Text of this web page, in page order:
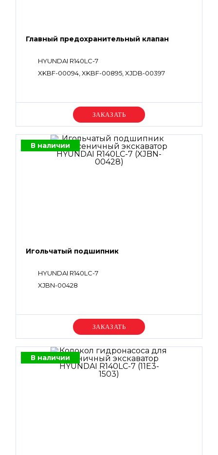
Главный предохранительный клапан
HYUNDAI R140LC-7
XKBF-00094, XKBF-00895, XJDB-00397
Уточняйте цену
В наличии
Игольчатый подшипник
HYUNDAI R140LC-7
XJBN-00428
Уточняйте цену
В наличии